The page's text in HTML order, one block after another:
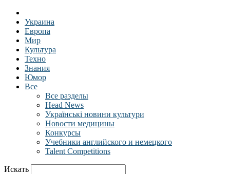
Украина
Европа
Мир
Культура
Техно
Знания
Юмор
Все
Все разделы
Head News
Українські новини культури
Новости медицины
Конкурсы
Учебники английского и немецкого
Talent Competitions
Искать